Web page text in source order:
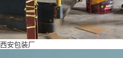
西安包装厂